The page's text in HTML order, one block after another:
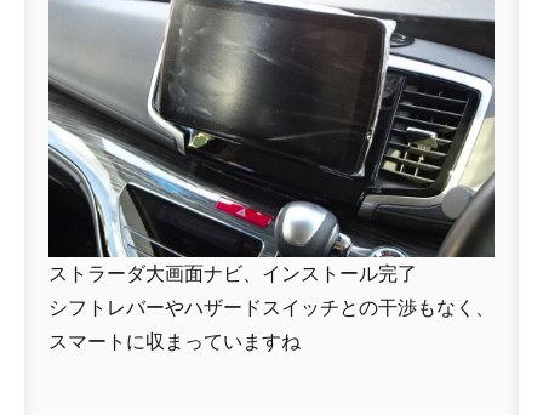
ストラーダ大画面ナビ、インストール完了
シフトレバーやハザードスイッチとの干渉もなく、
スマートに収まっていますね